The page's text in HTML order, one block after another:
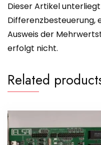
Dieser Artikel
Differenzbesteuerung,
Ausweis der
erfolgt nicht.
Related